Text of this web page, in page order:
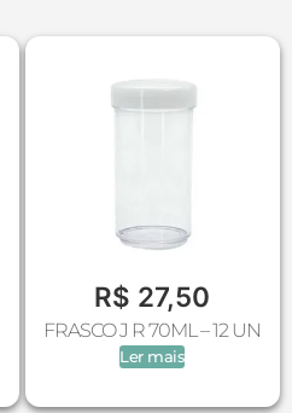
R$ 27,50
FRASCO J R 70ML – 12 UN
Ler mais